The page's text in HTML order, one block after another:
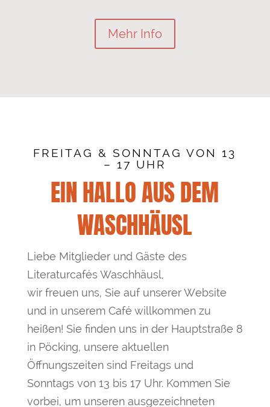
Mehr Info
FREITAG & SONNTAG VON 13
– 17 UHR
EIN HALLO AUS DEM
WASCHHÄUSL
Liebe Mitglieder und Gäste des
Literaturcafés Waschhäusl,
wir freuen uns, Sie auf unserer Website
und in unserem Café willkommen zu
heißen! Sie finden uns in der Hauptstraße 8
in Pöcking, unsere aktuellen
Öffnungszeiten sind Freitags und
Sonntags von 13 bis 17 Uhr. Kommen Sie
vorbei, um unseren ausgezeichneten